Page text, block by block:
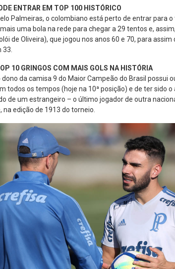
ENTRAR EM TOP 100 HISTÓRICO
Palmeiras, o colombiano está perto de entrar para
uma bola na rede para chegar a 29 tentos e,
de Oliveira), que jogou nos anos 60 e 70, para
10 GRINGOS COM MAIS GOLS NA HISTÓRIA
da camisa 9 do Maior Campeão do Brasil
todos os tempos (hoje na 10ª posição) e de ter sido
de um estrangeiro – o último jogador de outra
na edição de 1913 do torneio.